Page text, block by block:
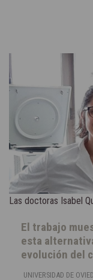
Las doctoras Isabel
El trabajo
esta
evolución del
UNIVERSIDAD DE